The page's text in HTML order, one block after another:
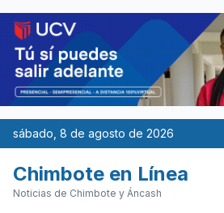
sábado, 8 de agosto de 2026
Chimbote en Línea
Noticias de Chimbote y Áncash